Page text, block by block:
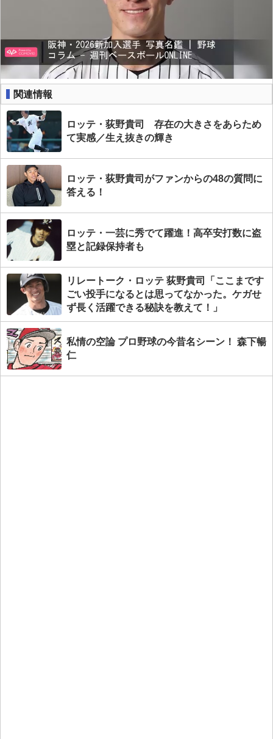
関連情報
ロッテ・荻野貴司 存在の大きさをあらため
て実感／生え抜きの輝き
ロッテ・荻野貴司がファンからの48の質問に
答える！
ロッテ・一芸に秀でて躍進！高卒安打数に盗
塁と記録保持者も
リレートーク・ロッテ 荻野貴司「ここまです
ごい投手になるとは思ってなかった。ケガせ
ず長く活躍できる秘訣を教えて！」
私情の空論 プロ野球の今昔名シーン！ 森下暢
仁